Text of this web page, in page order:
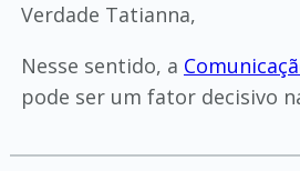
Verdade Tatianna,
Nesse sentido, a
pode ser um fator decisivo